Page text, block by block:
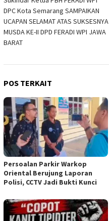
pos
DPC Kota Semarang SAMPAIKAN
UCAPAN SELAMAT ATAS SUKSESNYA
MUSDA KE-II DPD FERADI WPI JAWA
BARAT
POS TERKAIT
Persoalan Parkir Warkop
Oriental Berujung Laporan
Polisi, CCTV Jadi Bukti Kunci